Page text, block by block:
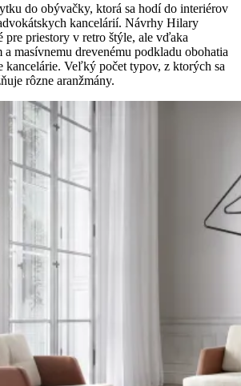
do obývačky, ktorá sa hodí do interiérov
kancelárií. Návrhy Hilary
priestory v retro štýle, ale vďaka
masívnemu drevenému podkladu obohatia
kancelárie. Veľký počet typov, z ktorých sa
rôzne aranžmány.